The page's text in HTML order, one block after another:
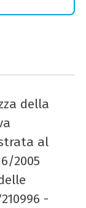
della
al
2005
-